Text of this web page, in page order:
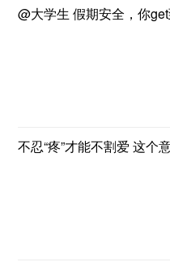
@大学生 假期安全，你
不忍“疼”才能不割爱 这个